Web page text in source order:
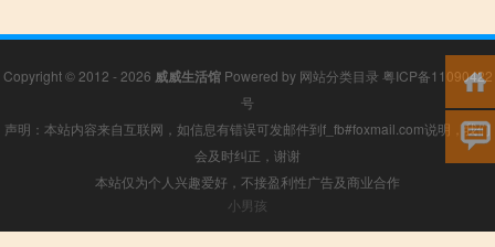
Copyright © 2012 - 2026 威威生活馆Powered by 网站分类目录 粤ICP备11090422
号
声明：本站内容来自互联网，如信息有错误可发邮件到f_fb#foxmail.com说明，我们
会及时纠正，谢谢
本站仅为个人兴趣爱好，不接盈利性广告及商业合作
小男孩